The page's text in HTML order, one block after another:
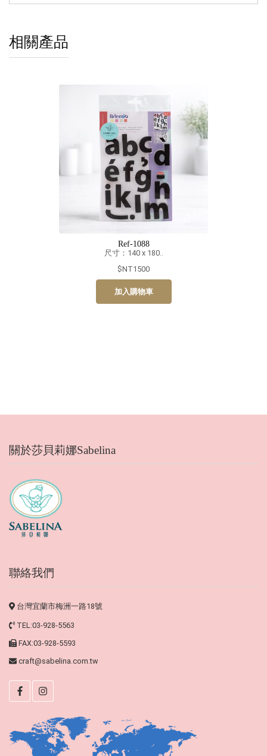
相關產品
Ref-1088
尺寸：140 x 180..
$NT1500
加入購物車
關於莎貝莉娜Sabelina
聯絡我們
台灣宜蘭市梅洲一路18號
TEL:03-928-5563
FAX:03-928-5593
craft@sabelina.com.tw